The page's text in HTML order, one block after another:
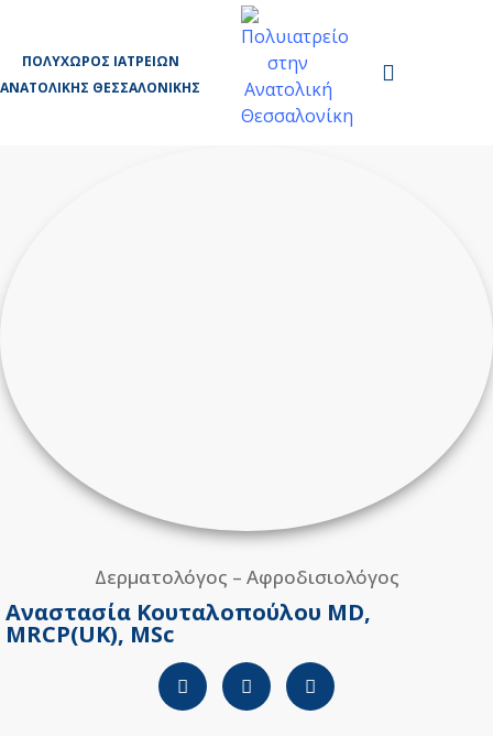
ΠΟΛΥΧΏΡΟΣ ΙΑΤΡΕΊΩΝ
ΑΝΑΤΟΛΙΚΉΣ ΘΕΣΣΑΛΟΝΊΚΗΣ
Δερματολόγος – Αφροδισιολόγος
Αναστασία Κουταλοπούλου MD,
MRCP(UK), MSc